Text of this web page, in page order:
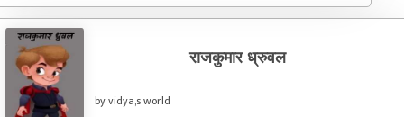
राजकुमार ध्रुवल
by vidya,s world